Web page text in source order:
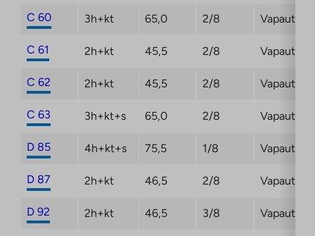
C 60 3h+kt 65,0 2/8
C 61 2h+kt 45,5 2/8
C 62 2h+kt 45,5 2/8
C 63 3h+kt+s 65,0 2/8
D 85 4h+kt+s 75,5 1/8
D 87 2h+kt 46,5 2/8
D 92 2h+kt 46,5 3/8